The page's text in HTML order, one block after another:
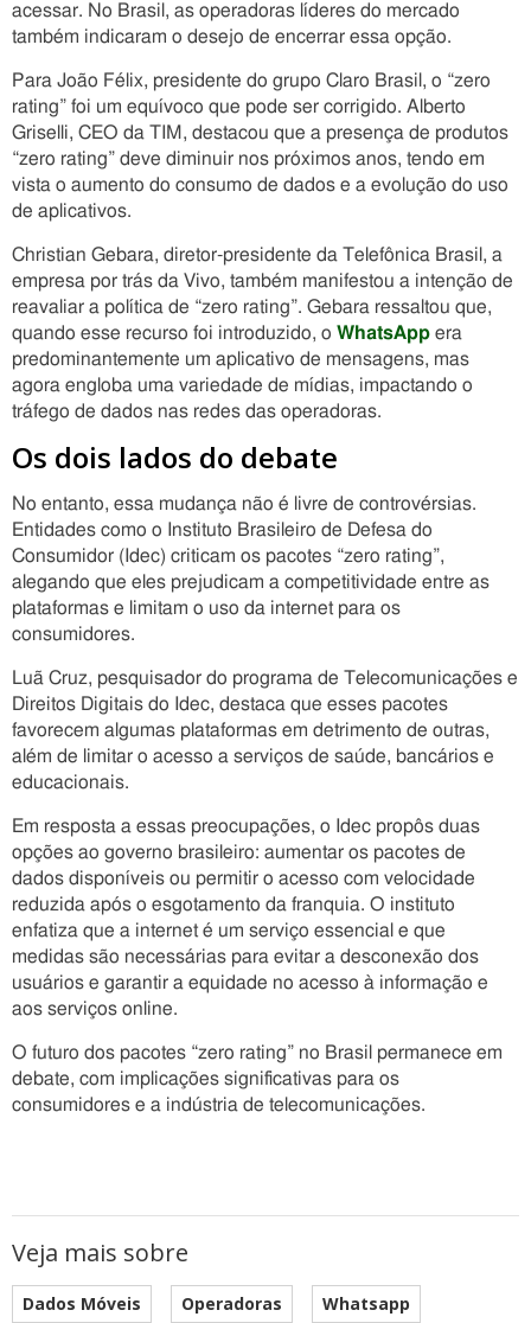
acessar. No Brasil, as operadoras líderes do mercado
também indicaram o desejo de encerrar essa opção.
Para João Félix, presidente do grupo Claro Brasil, o “zero
rating” foi um equívoco que pode ser corrigido. Alberto
Griselli, CEO da TIM, destacou que a presença de produtos
“zero rating” deve diminuir nos próximos anos, tendo em
vista o aumento do consumo de dados e a evolução do uso
de aplicativos.
Christian Gebara, diretor-presidente da Telefônica Brasil, a
empresa por trás da Vivo, também manifestou a intenção de
reavaliar a política de “zero rating”. Gebara ressaltou que,
quando esse recurso foi introduzido, o WhatsApp era
predominantemente um aplicativo de mensagens, mas
agora engloba uma variedade de mídias, impactando o
tráfego de dados nas redes das operadoras.
Os dois lados do debate
No entanto, essa mudança não é livre de controvérsias.
Entidades como o Instituto Brasileiro de Defesa do
Consumidor (Idec) criticam os pacotes “zero rating”,
alegando que eles prejudicam a competitividade entre as
plataformas e limitam o uso da internet para os
consumidores.
Luã Cruz, pesquisador do programa de Telecomunicações e
Direitos Digitais do Idec, destaca que esses pacotes
favorecem algumas plataformas em detrimento de outras,
além de limitar o acesso a serviços de saúde, bancários e
educacionais.
Em resposta a essas preocupações, o Idec propôs duas
opções ao governo brasileiro: aumentar os pacotes de
dados disponíveis ou permitir o acesso com velocidade
reduzida após o esgotamento da franquia. O instituto
enfatiza que a internet é um serviço essencial e que
medidas são necessárias para evitar a desconexão dos
usuários e garantir a equidade no acesso à informação e
aos serviços online.
O futuro dos pacotes “zero rating” no Brasil permanece em
debate, com implicações significativas para os
consumidores e a indústria de telecomunicações.
Veja mais sobre
Dados Móveis Operadoras Whatsapp